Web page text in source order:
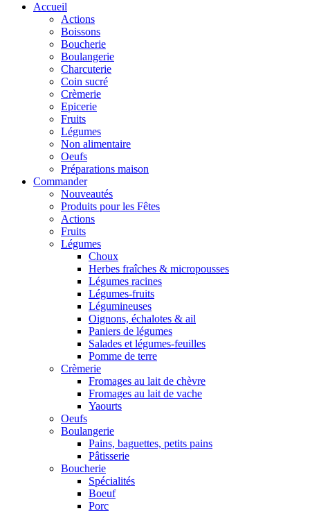
Accueil
Actions
Boissons
Boucherie
Boulangerie
Charcuterie
Coin sucré
Crèmerie
Epicerie
Fruits
Légumes
Non alimentaire
Oeufs
Préparations maison
Commander
Nouveautés
Produits pour les Fêtes
Actions
Fruits
Légumes
Choux
Herbes fraîches & micropousses
Légumes racines
Légumes-fruits
Légumineuses
Oignons, échalotes & ail
Paniers de légumes
Salades et légumes-feuilles
Pomme de terre
Crèmerie
Fromages au lait de chèvre
Fromages au lait de vache
Yaourts
Oeufs
Boulangerie
Pains, baguettes, petits pains
Pâtisserie
Boucherie
Spécialités
Boeuf
Porc